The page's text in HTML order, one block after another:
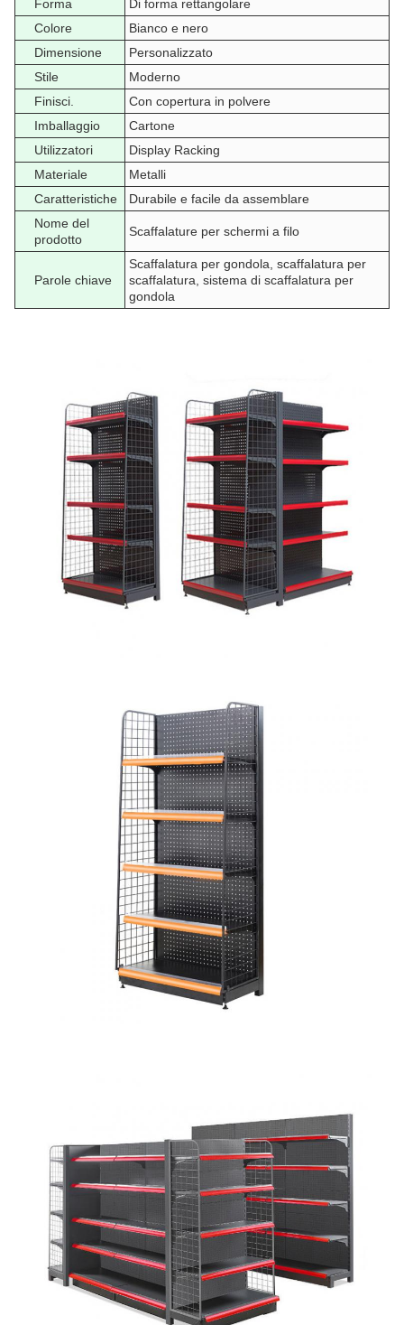
Forma
Di forma rettangolare
Colore
Bianco e nero
Dimensione
Personalizzato
Stile
Moderno
Finisci.
Con copertura in polvere
Imballaggio
Cartone
Utilizzatori
Display Racking
Materiale
Metalli
Caratteristiche
Durabile e facile da assemblare
Nome del
prodotto
Scaffalature per schermi a filo
Parole chiave
Scaffalatura per gondola, scaffalatura per
scaffalatura, sistema di scaffalatura per
gondola